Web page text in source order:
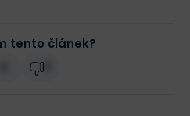
tento článek?